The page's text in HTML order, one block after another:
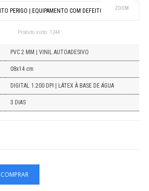
ZOOM
Produto visto: 1244
PVC 2 MM | VINIL AUTOADESIVO
08x14 cm
DIGITAL 1.200 DPI | LÁTEX À BASE DE ÁGUA
3 DIAS